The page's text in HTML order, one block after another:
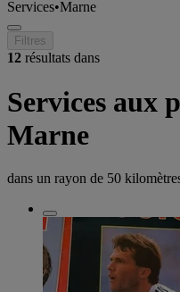
Services•Marne
Filtres
12 résultats dans
Services aux
Marne
dans un rayon de 50